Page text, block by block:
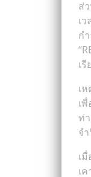
ส่
เ
ก
เ
เ
เ
ท่
จ
เ
เ